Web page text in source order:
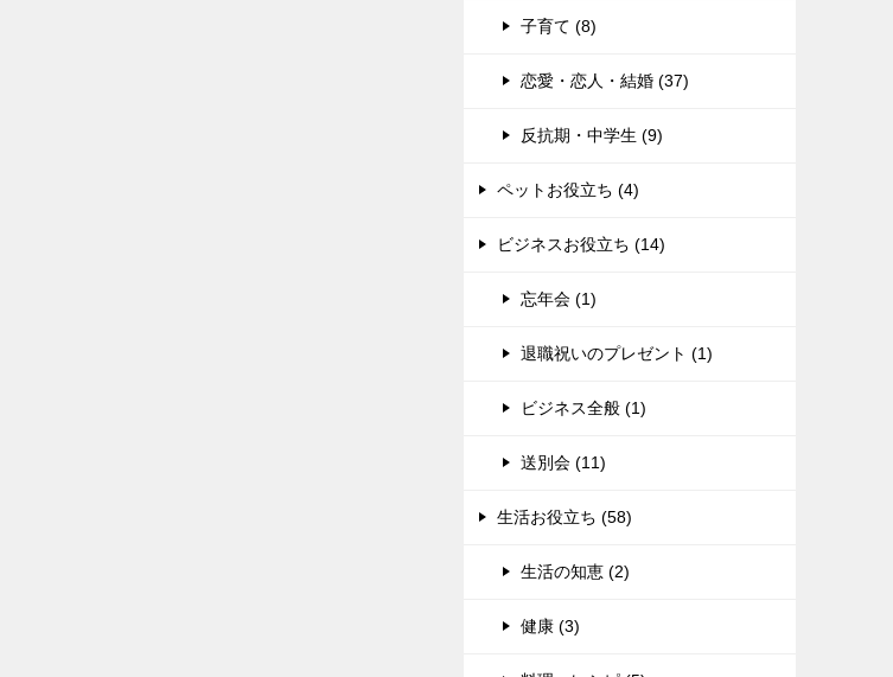
子育て (8)
恋愛・恋人・結婚 (37)
反抗期・中学生 (9)
ペットお役立ち (4)
ビジネスお役立ち (14)
忘年会 (1)
退職祝いのプレゼント (1)
ビジネス全般 (1)
送別会 (11)
生活お役立ち (58)
生活の知恵 (2)
健康 (3)